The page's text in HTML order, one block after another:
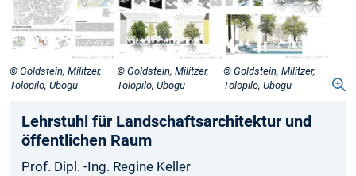
© Goldstein, Militzer,
Tolopilo, Ubogu
© Goldstein, Militzer,
Tolopilo, Ubogu
© Goldstein, Militzer,
Tolopilo, Ubogu
Lehrstuhl für Landschaftsarchitektur und
öffentlichen Raum
Prof. Dipl. -Ing. Regine Keller